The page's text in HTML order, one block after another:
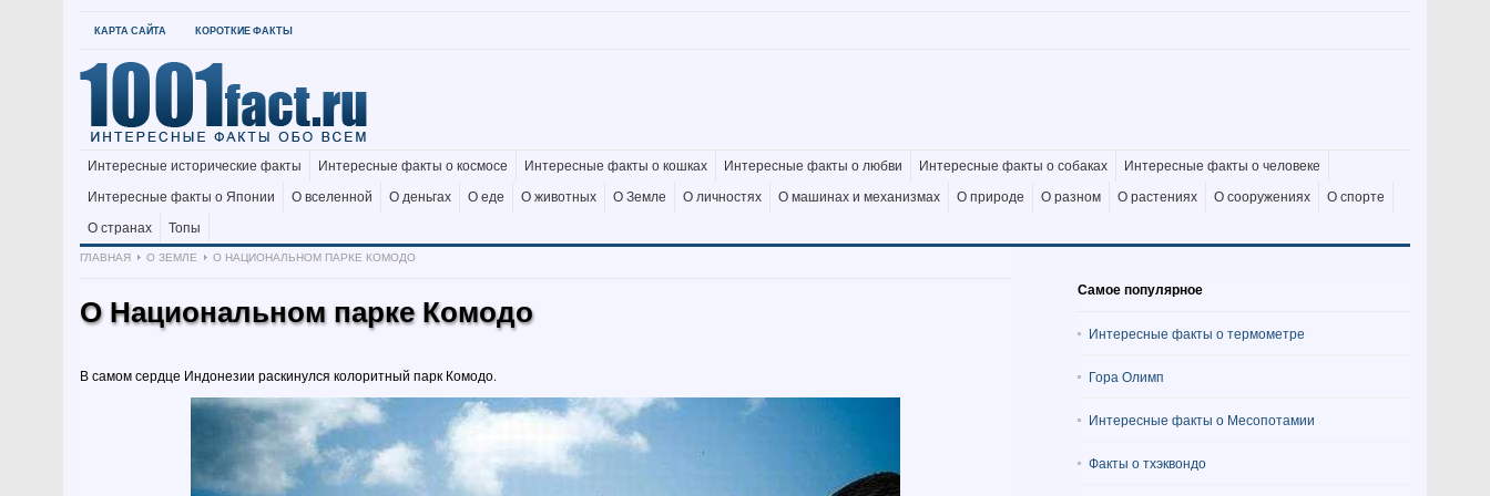
КАРТА САЙТА КОРОТКИЕ ФАКТЫ
Интересные исторические факты Интересные факты о космосе Интересные факты о кошках Интересные факты о любви Интересные факты о собаках
Интересные факты о человеке
Интересные факты о Японии
О вселенной О деньгах О еде О животных О Земле О личностях О машинах и механизмах О природе О разном О растениях О сооружениях
О спорте
О странах
Топы
ГЛАВНАЯ
О ЗЕМЛЕ О НАЦИОНАЛЬНОМ ПАРКЕ КОМОДО
О Национальном парке Комодо
В самом сердце Индонезии раскинулся колоритный парк Комодо.
Самое популярное
Интересные факты о термометре
Гора Олимп
Интересные факты о Месопотамии
Факты о тхэквондо